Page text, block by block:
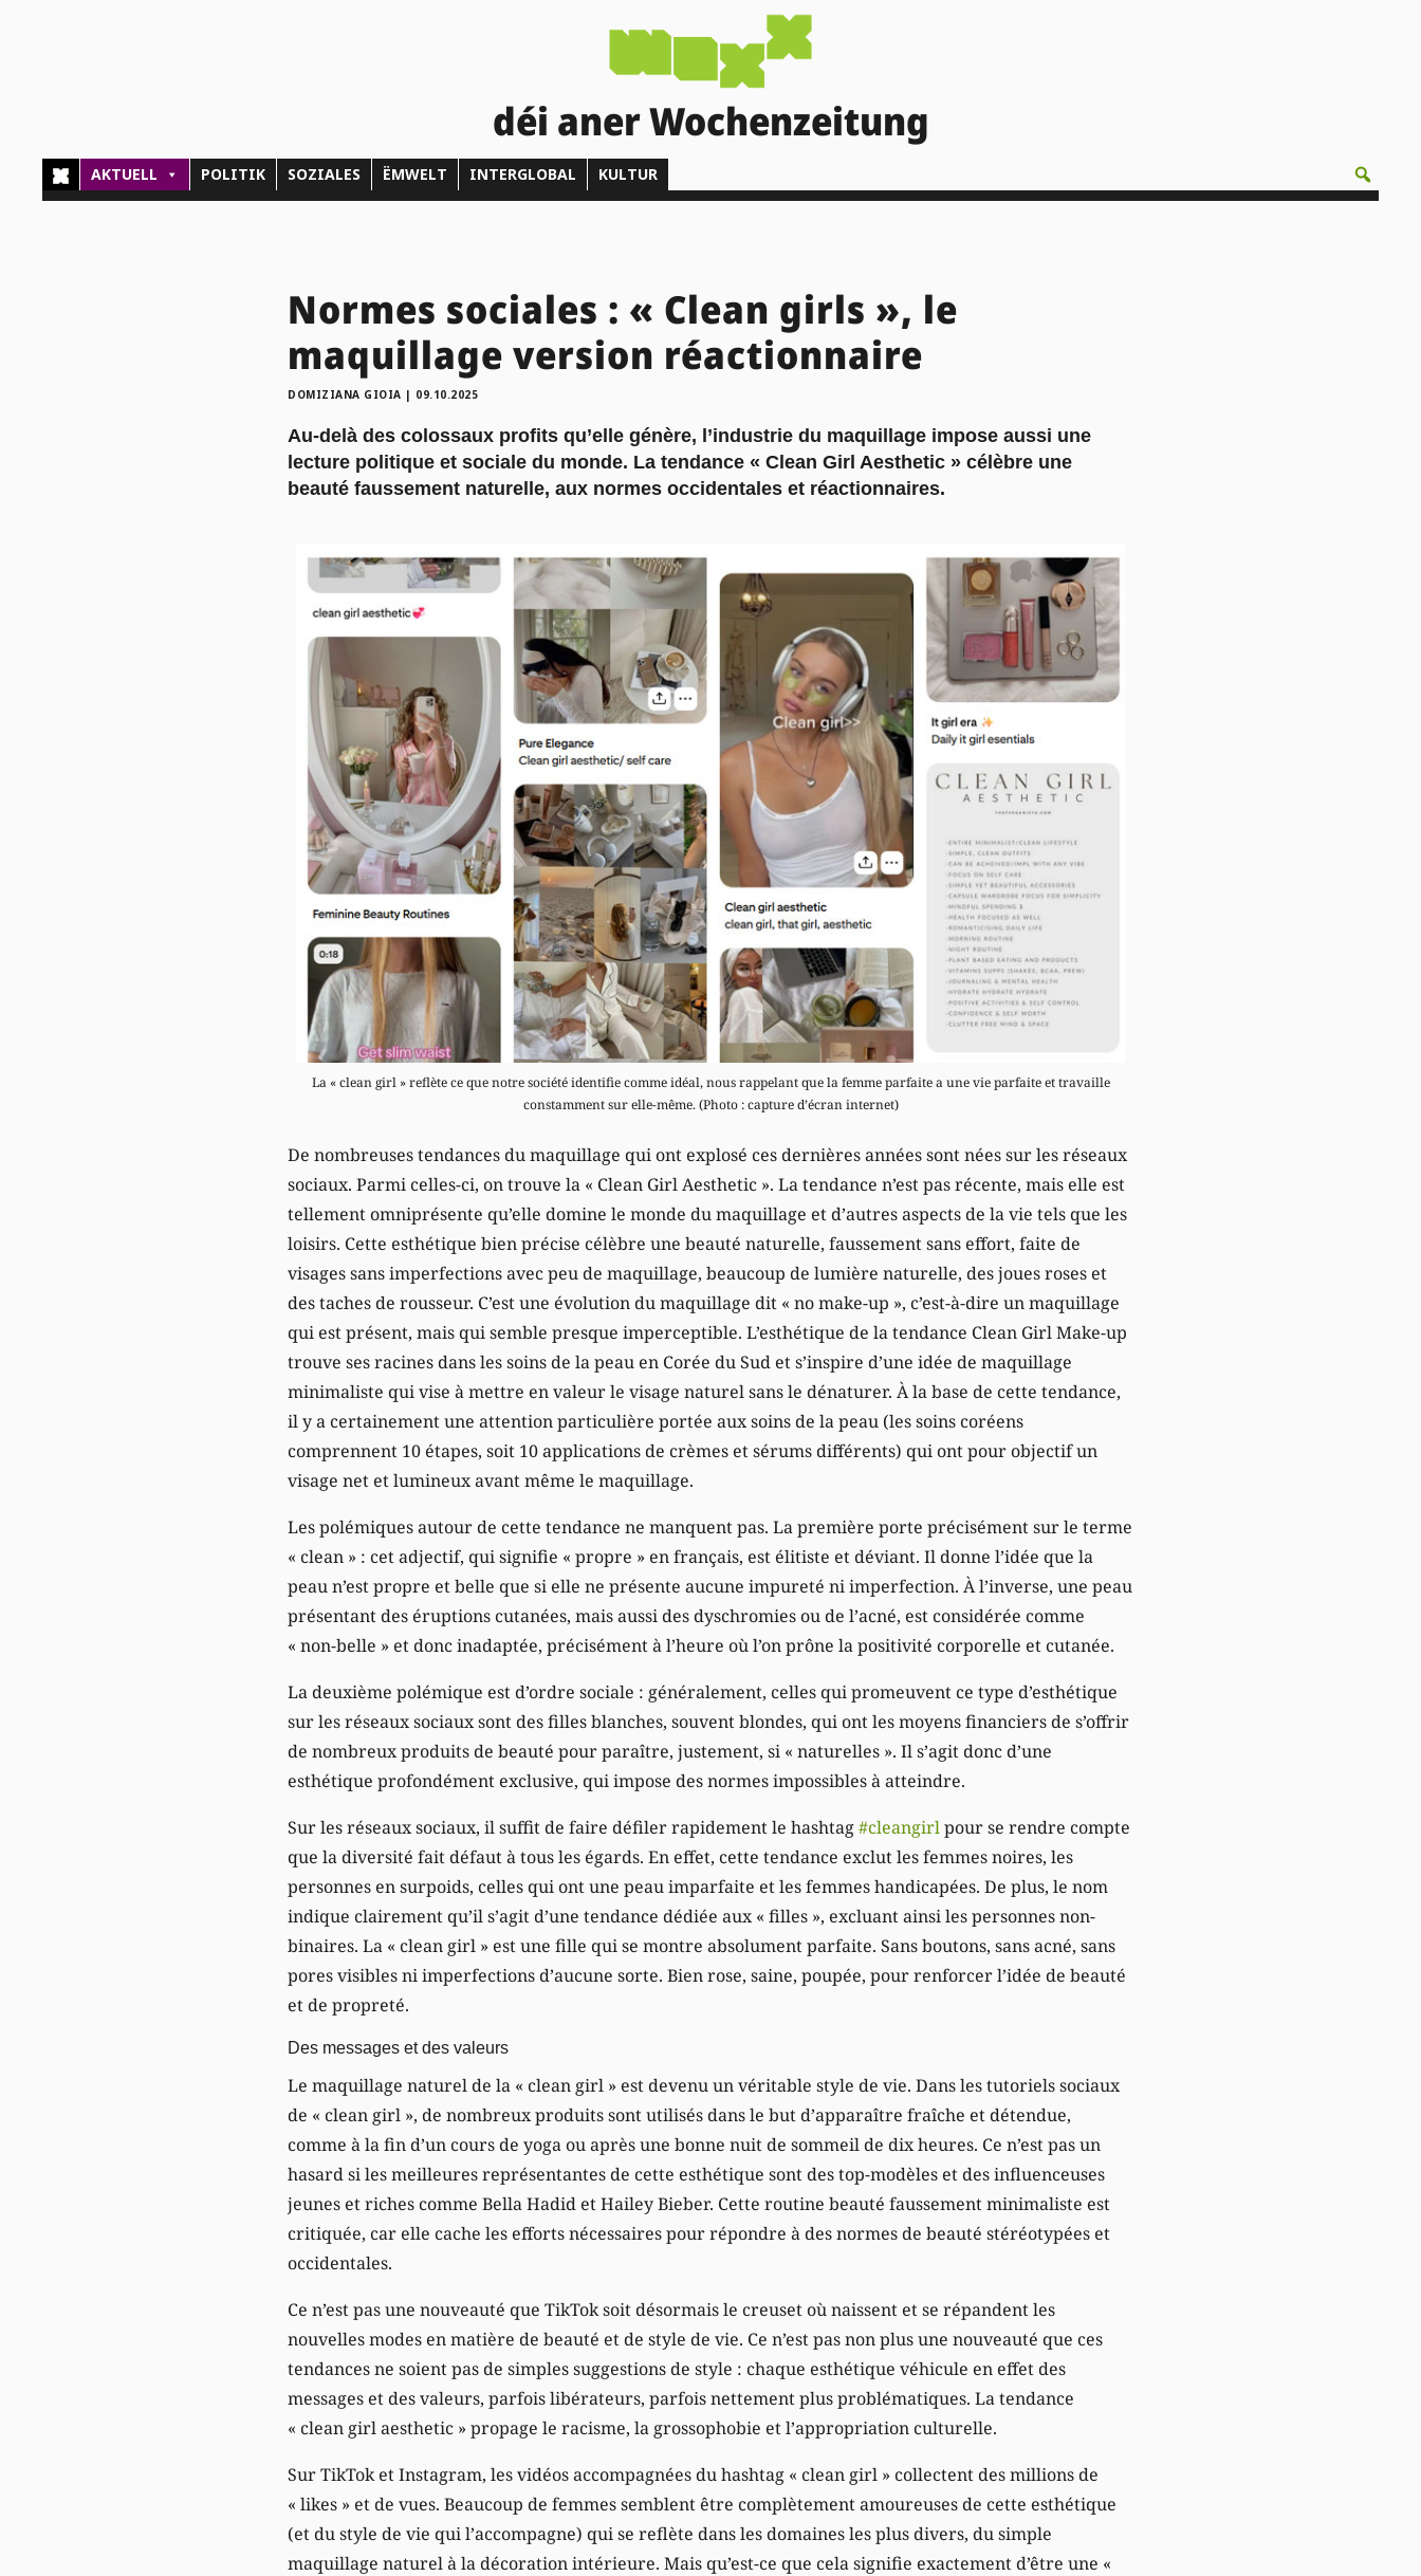
déi aner Wochenzeitung
AKTUELL POLITIK SOZIALES ËMWELT INTERGLOBAL KULTUR
Normes sociales : « Clean girls », le
maquillage version réactionnaire
DOMIZIANA GIOIA | 09.10.2025
Au-delà des colossaux profits qu’elle génère, l’industrie du maquillage impose aussi une
lecture politique et sociale du monde. La tendance « Clean Girl Aesthetic » célèbre une
beauté faussement naturelle, aux normes occidentales et réactionnaires.
La « clean girl » reflète ce que notre société identifie comme idéal, nous rappelant que la femme parfaite a une vie parfaite et travaille
constamment sur elle-même. (Photo : capture d’écran internet)
De nombreuses tendances du maquillage qui ont explosé ces dernières années sont nées sur les réseaux
sociaux. Parmi celles-ci, on trouve la « Clean Girl Aesthetic ». La tendance n’est pas récente, mais elle est
tellement omniprésente qu’elle domine le monde du maquillage et d’autres aspects de la vie tels que les
loisirs. Cette esthétique bien précise célèbre une beauté naturelle, faussement sans effort, faite de
visages sans imperfections avec peu de maquillage, beaucoup de lumière naturelle, des joues roses et
des taches de rousseur. C’est une évolution du maquillage dit « no make-up », c’est-à-dire un maquillage
qui est présent, mais qui semble presque imperceptible. L’esthétique de la tendance Clean Girl Make-up
trouve ses racines dans les soins de la peau en Corée du Sud et s’inspire d’une idée de maquillage
minimaliste qui vise à mettre en valeur le visage naturel sans le dénaturer. À la base de cette tendance,
il y a certainement une attention particulière portée aux soins de la peau (les soins coréens
comprennent 10 étapes, soit 10 applications de crèmes et sérums différents) qui ont pour objectif un
visage net et lumineux avant même le maquillage.
Les polémiques autour de cette tendance ne manquent pas. La première porte précisément sur le terme
« clean » : cet adjectif, qui signifie « propre » en français, est élitiste et déviant. Il donne l’idée que la
peau n’est propre et belle que si elle ne présente aucune impureté ni imperfection. À l’inverse, une peau
présentant des éruptions cutanées, mais aussi des dyschromies ou de l’acné, est considérée comme
« non-belle » et donc inadaptée, précisément à l’heure où l’on prône la positivité corporelle et cutanée.
La deuxième polémique est d’ordre sociale : généralement, celles qui promeuvent ce type d’esthétique
sur les réseaux sociaux sont des filles blanches, souvent blondes, qui ont les moyens financiers de s’offrir
de nombreux produits de beauté pour paraître, justement, si « naturelles ». Il s’agit donc d’une
esthétique profondément exclusive, qui impose des normes impossibles à atteindre.
Sur les réseaux sociaux, il suffit de faire défiler rapidement le hashtag#cleangirlpour se rendre compte
que la diversité fait défaut à tous les égards. En effet, cette tendance exclut les femmes noires, les
personnes en surpoids, celles qui ont une peau imparfaite et les femmes handicapées. De plus, le nom
indique clairement qu’il s’agit d’une tendance dédiée aux « filles », excluant ainsi les personnes non-
binaires. La « clean girl » est une fille qui se montre absolument parfaite. Sans boutons, sans acné, sans
pores visibles ni imperfections d’aucune sorte. Bien rose, saine, poupée, pour renforcer l’idée de beauté
et de propreté.
Des messages et des valeurs
Le maquillage naturel de la « clean girl » est devenu un véritable style de vie. Dans les tutoriels sociaux
de « clean girl », de nombreux produits sont utilisés dans le but d’apparaître fraîche et détendue,
comme à la fin d’un cours de yoga ou après une bonne nuit de sommeil de dix heures. Ce n’est pas un
hasard si les meilleures représentantes de cette esthétique sont des top-modèles et des influenceuses
jeunes et riches comme Bella Hadid et Hailey Bieber. Cette routine beauté faussement minimaliste est
critiquée, car elle cache les efforts nécessaires pour répondre à des normes de beauté stéréotypées et
occidentales.
Ce n’est pas une nouveauté que TikTok soit désormais le creuset où naissent et se répandent les
nouvelles modes en matière de beauté et de style de vie. Ce n’est pas non plus une nouveauté que ces
tendances ne soient pas de simples suggestions de style : chaque esthétique véhicule en effet des
messages et des valeurs, parfois libérateurs, parfois nettement plus problématiques. La tendance
« clean girl aesthetic » propage le racisme, la grossophobie et l’appropriation culturelle.
Sur TikTok et Instagram, les vidéos accompagnées du hashtag « clean girl » collectent des millions de
« likes » et de vues. Beaucoup de femmes semblent être complètement amoureuses de cette esthétique
(et du style de vie qui l’accompagne) qui se reflète dans les domaines les plus divers, du simple
maquillage naturel à la décoration intérieure. Mais qu’est-ce que cela signifie exactement d’être une «